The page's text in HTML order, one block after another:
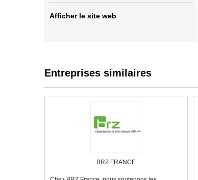
Afficher le site web
Entreprises similaires
BRZ FRANCE